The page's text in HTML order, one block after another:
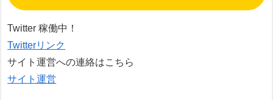
Twitter 稼働中！
Twitterリンク
サイト運営への連絡はこちら
サイト運営